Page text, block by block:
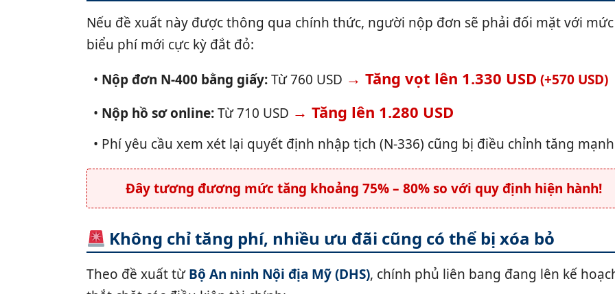
Nếu đề xuất này được thông qua chính thức, người nộp đơn sẽ phải đối mặt với mức
biểu phí mới cực kỳ đắt đỏ:
• Nộp đơn N-400 bằng giấy:Từ 760 USD → Tăng vọt lên 1.330 USD (+570 USD)
• Nộp hồ sơ online:Từ 710 USD → Tăng lên 1.280 USD
• Phí yêu cầu xem xét lại quyết định nhập tịch (N-336) cũng bị điều chỉnh tăng
Đây tương đương mức tăng khoảng 75% – 80% so với quy định hiện hành!
Không chỉ tăng phí, nhiều ưu đãi cũng có thể bị xóa bỏ
Theo đề xuất từBộ An ninh Nội địa Mỹ (DHS), chính phủ liên bang đang lên kế